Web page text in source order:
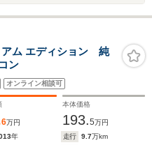
ム エディション 純
ン
オンライン相談可
6万円
本体価格
193.5万円
年 走行 9.7万km